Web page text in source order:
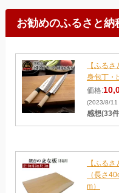
お勧めのふるさと納
【ふる
身包丁・
価格:
(2023/8/11
感想(33
【ふる
（長さ
m）